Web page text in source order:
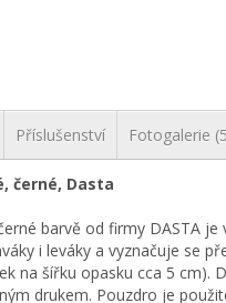
Příslušenství Fotogalerie
černé, Dasta
barvě od firmy DASTA je
i leváky a vyznačuje se
na šířku opasku cca 5 cm).
drukem. Pouzdro je